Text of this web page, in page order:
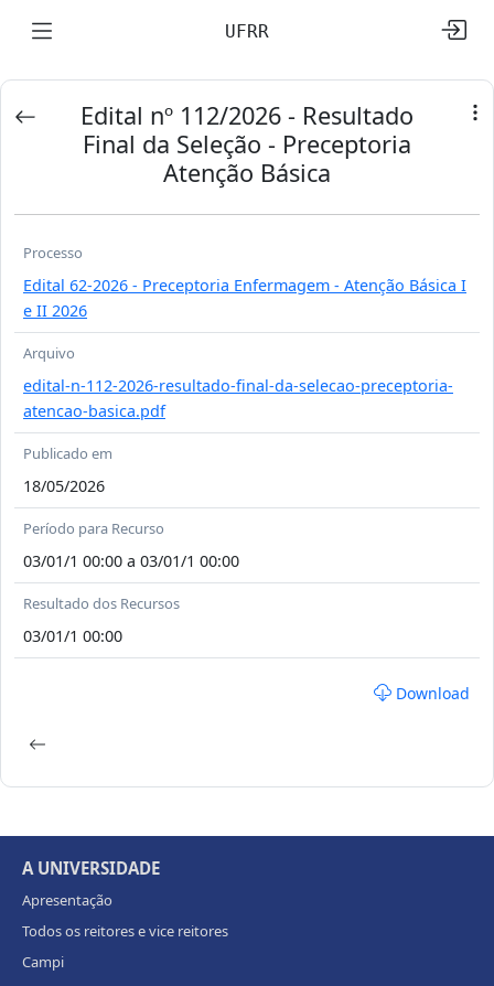
UFRR
Edital nº 112/2026 - Resultado
Final da Seleção - Preceptoria
Atenção Básica
Processo
Edital 62-2026 - Preceptoria Enfermagem - Atenção Básica I
e II 2026
Arquivo
edital-n-112-2026-resultado-final-da-selecao-preceptoria-
atencao-basica.pdf
Publicado em
18/05/2026
Período para Recurso
03/01/1 00:00 a 03/01/1 00:00
Resultado dos Recursos
03/01/1 00:00
Download
A UNIVERSIDADE
Apresentação
Todos os reitores e vice reitores
Campi